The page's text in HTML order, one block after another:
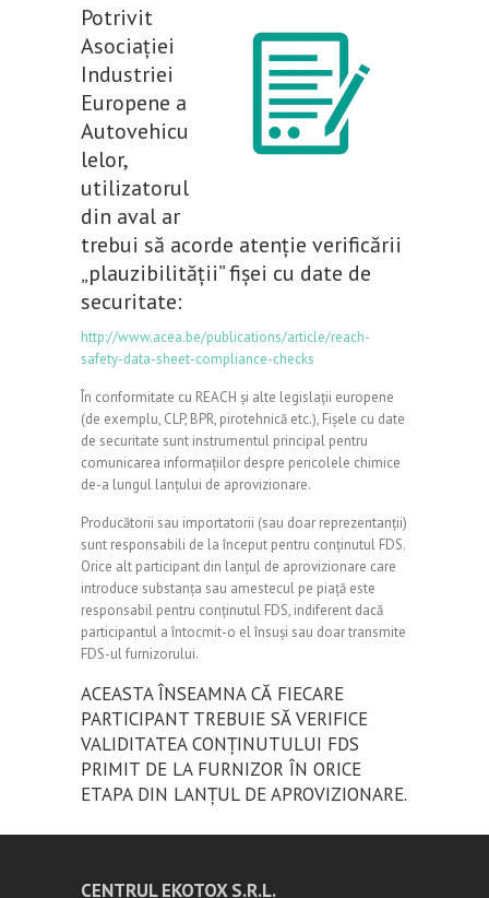
Potrivit
Asociației
Industriei
Europene a
Autovehicu
lelor,
utilizatorul
din aval ar
trebui să acorde atenție verificării
„plauzibilității” fișei cu date de
securitate:
http://www.acea.be/publications/article/reach-
safety-data-sheet-compliance-checks
În conformitate cu REACH și alte legislații europene
(de exemplu, CLP, BPR, pirotehnică etc.), Fișele cu date
de securitate sunt instrumentul principal pentru
comunicarea informațiilor despre pericolele chimice
de-a lungul lanțului de aprovizionare.
Producătorii sau importatorii (sau doar reprezentanții)
sunt responsabili de la început pentru conținutul FDS.
Orice alt participant din lanțul de aprovizionare care
introduce substanța sau amestecul pe piață este
responsabil pentru conținutul FDS, indiferent dacă
participantul a întocmit-o el însuși sau doar transmite
FDS-ul furnizorului.
ACEASTA ÎNSEAMNA CĂ FIECARE
PARTICIPANT TREBUIE SĂ VERIFICE
VALIDITATEA CONȚINUTULUI FDS
PRIMIT DE LA FURNIZOR ÎN ORICE
ETAPA DIN LANȚUL DE APROVIZIONARE.
CENTRUL EKOTOX S.R.L.